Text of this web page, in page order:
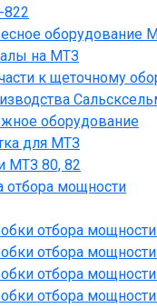
оборудование
на МТЗ
к щеточному
оборудование
для МТЗ
МТЗ 80, 82
отбора мощности
отбора
отбора
отбора
отбора